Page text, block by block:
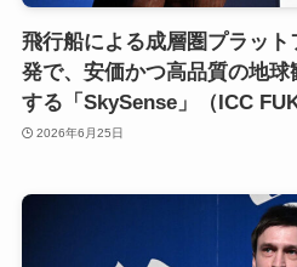
飛行船による成層圏プラッ
発で、安価かつ高品質の地
する「SkySense」（ICC
2026年6月25日